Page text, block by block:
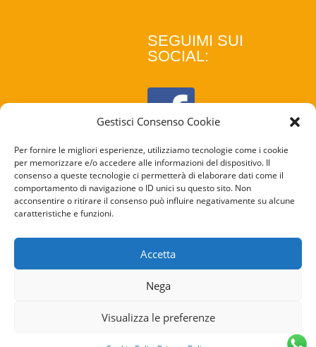
Gestisci Consenso Cookie
Per fornire le migliori esperienze, utilizziamo tecnologie come i cookie
per memorizzare e/o accedere alle informazioni del dispositivo. Il
consenso a queste tecnologie ci permetterà di elaborare dati come il
comportamento di navigazione o ID unici su questo sito. Non
acconsentire o ritirare il consenso può influire negativamente su alcune
caratteristiche e funzioni.
Accetta
Nega
Visualizza le preferenze
SEGUIMI SUI
SOCIAL:
COOKIE
POLICY
PRIVACY